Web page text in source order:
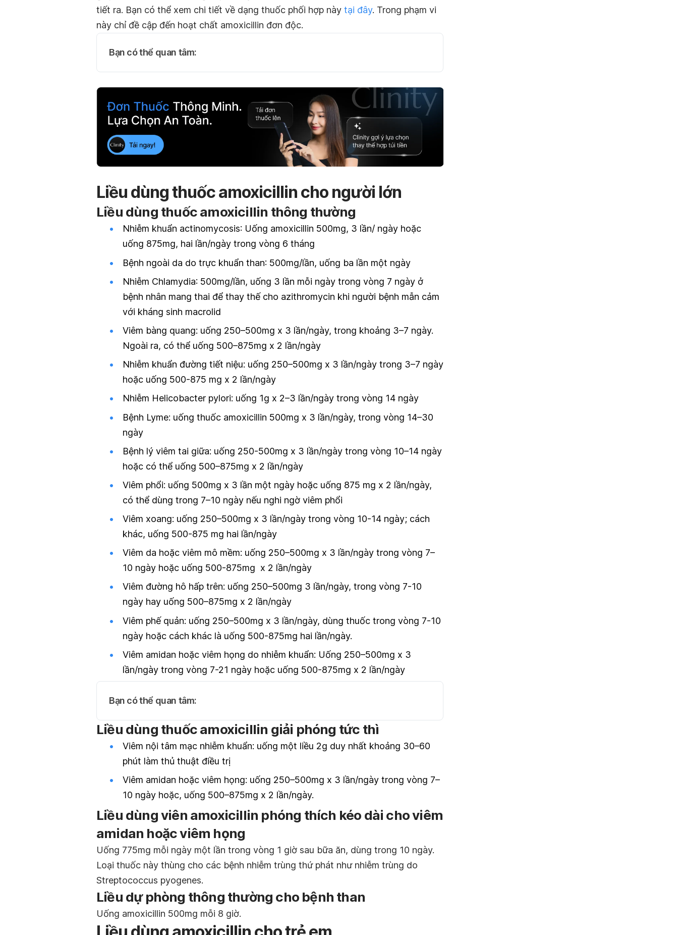
tiết ra. Bạn có thể xem chi tiết về dạng thuốc phối hợp này tại đây. Trong phạm vi
này chỉ đề cập đến hoạt chất amoxicillin đơn độc.
Bạn có thể quan tâm:
Liều dùng thuốc amoxicillin cho người lớn
Liều dùng thuốc amoxicillin thông thường
Nhiễm khuẩn actinomycosis: Uống amoxicillin 500mg, 3 lần/ ngày hoặc
uống 875mg, hai lần/ngày trong vòng 6 tháng
Bệnh ngoài da do trực khuẩn than: 500mg/lần, uống ba lần một ngày
Nhiễm Chlamydia: 500mg/lần, uống 3 lần mỗi ngày trong vòng 7 ngày ở
bệnh nhân mang thai để thay thế cho azithromycin khi người bệnh mẫn cảm
với kháng sinh macrolid
Viêm bàng quang: uống 250–500mg x 3 lần/ngày, trong khoảng 3–7 ngày.
Ngoài ra, có thể uống 500–875mg x 2 lần/ngày
Nhiễm khuẩn đường tiết niệu: uống 250–500mg x 3 lần/ngày trong 3–7 ngày
hoặc uống 500-875 mg x 2 lần/ngày
Nhiễm Helicobacter pylori: uống 1g x 2–3 lần/ngày trong vòng 14 ngày
Bệnh Lyme: uống thuốc amoxicillin 500mg x 3 lần/ngày, trong vòng 14–30
ngày
Bệnh lý viêm tai giữa: uống 250-500mg x 3 lần/ngày trong vòng 10–14 ngày
hoặc có thể uống 500–875mg x 2 lần/ngày
Viêm phổi: uống 500mg x 3 lần một ngày hoặc uống 875 mg x 2 lần/ngày,
có thể dùng trong 7–10 ngày nếu nghi ngờ viêm phổi
Viêm xoang: uống 250–500mg x 3 lần/ngày trong vòng 10-14 ngày; cách
khác, uống 500-875 mg hai lần/ngày
Viêm da hoặc viêm mô mềm: uống 250–500mg x 3 lần/ngày trong vòng 7–
10 ngày hoặc uống 500-875mg x 2 lần/ngày
Viêm đường hô hấp trên: uống 250–500mg 3 lần/ngày, trong vòng 7-10
ngày hay uống 500–875mg x 2 lần/ngày
Viêm phế quản: uống 250–500mg x 3 lần/ngày, dùng thuốc trong vòng 7-10
ngày hoặc cách khác là uống 500-875mg hai lần/ngày.
Viêm amidan hoặc viêm họng do nhiễm khuẩn: Uống 250–500mg x 3
lần/ngày trong vòng 7-21 ngày hoặc uống 500-875mg x 2 lần/ngày
Bạn có thể quan tâm:
Liều dùng thuốc amoxicillin giải phóng tức thì
Viêm nội tâm mạc nhiễm khuẩn: uống một liều 2g duy nhất khoảng 30–60
phút làm thủ thuật điều trị
Viêm amidan hoặc viêm họng: uống 250–500mg x 3 lần/ngày trong vòng 7–
10 ngày hoặc, uống 500–875mg x 2 lần/ngày.
Liều dùng viên amoxicillin phóng thích kéo dài cho viêm
amidan hoặc viêm họng
Uống 775mg mỗi ngày một lần trong vòng 1 giờ sau bữa ăn, dùng trong 10 ngày.
Loại thuốc này thùng cho các bệnh nhiễm trùng thứ phát như nhiễm trùng do
Streptococcus pyogenes.
Liều dự phòng thông thường cho bệnh than
Uống amoxicillin 500mg mỗi 8 giờ.